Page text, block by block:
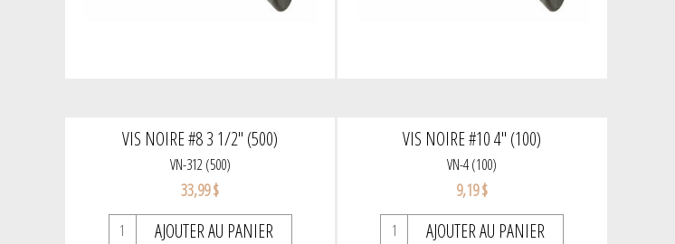
VIS NOIRE #8 3 1/2" (500)
VN-312 (500)
33,99 $
AJOUTER AU PANIER
VIS NOIRE #10 4" (100)
VN-4 (100)
9,19 $
AJOUTER AU PANIER